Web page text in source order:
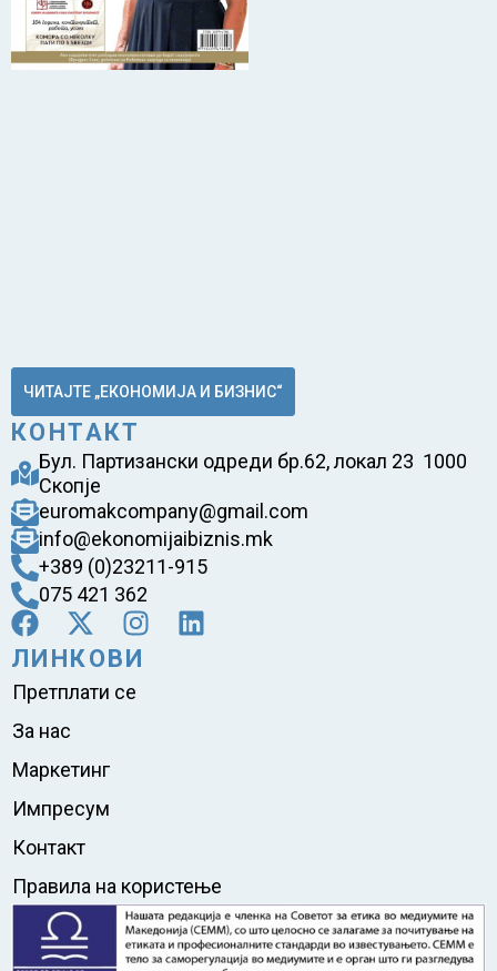
ЧИТАЈТЕ „ЕКОНОМИЈА И БИЗНИС“
КОНТАКТ
Бул. Партизански одреди бр.62, локал 23 1000
Скопје
euromakcompany@gmail.com
info@ekonomijaibiznis.mk
+389 (0)23211-915
075 421 362
ЛИНКОВИ
Претплати се
За нас
Маркетинг
Импресум
Контакт
Правила на користење